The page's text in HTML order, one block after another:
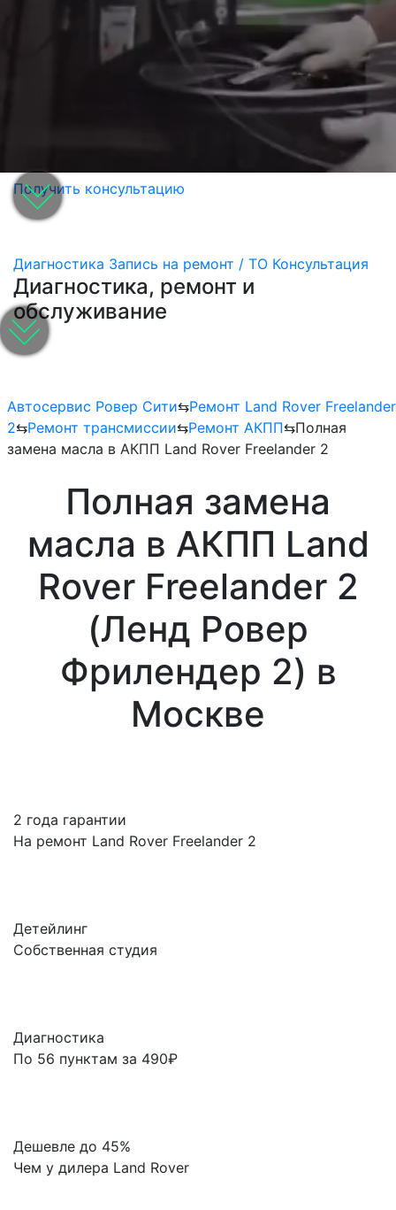
Получить консультацию
Диагностика Запись на ремонт / ТО Консультация
Диагностика, ремонт и
обслуживание
Автосервис Ровер Сити⇆Ремонт Land Rover Freelander
2⇆Ремонт трансмиссии⇆Ремонт АКПП⇆Полная
замена масла в АКПП Land Rover Freelander 2
Полная замена
масла в АКПП Land
Rover Freelander 2
(Ленд Ровер
Фрилендер 2) в
Москве
2 года гарантии
На ремонт Land Rover Freelander 2
Детейлинг
Собственная студия
Диагностика
По 56 пунктам за 490₽
Дешевле до 45%
Чем у дилера Land Rover